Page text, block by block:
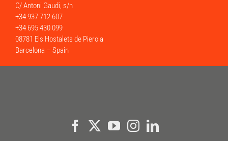
C/ Antoni Gaudi, s/n
+34 937 712 607
+34 695 430 099
08781 Els Hostalets de Pierola
Barcelona – Spain